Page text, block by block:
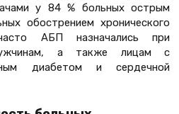
у 84 % больных острым
обострением хронического
АБП назначались при
а также лицам с
диабетом и сердечной